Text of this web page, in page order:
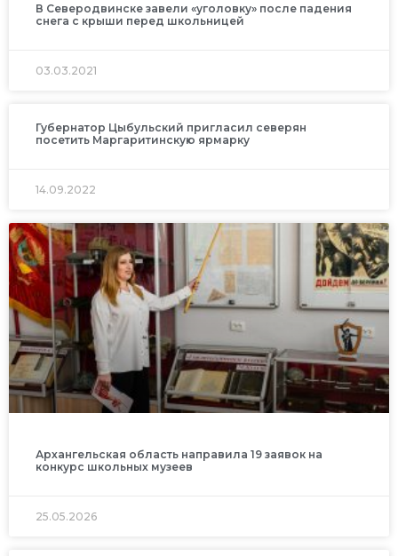
В Северодвинске завели «уголовку» после падения
снега с крыши перед школьницей
03.03.2021
Губернатор Цыбульский пригласил северян
посетить Маргаритинскую ярмарку
14.09.2022
Архангельская область направила 19 заявок на
конкурс школьных музеев
25.05.2026